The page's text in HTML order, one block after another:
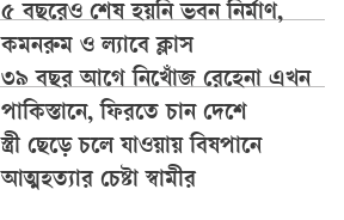
৫ বছরেও শেষ হয়নি ভবন নির্মাণ,
কমনরুম ও ল্যাবে ক্লাস
৩৯ বছর আগে নিখোঁজ রেহেনা এখন
পাকিস্তানে, ফিরতে চান দেশে
স্ত্রী ছেড়ে চলে যাওয়ায় বিষপানে
আত্মহত্যার চেষ্টা স্বামীর